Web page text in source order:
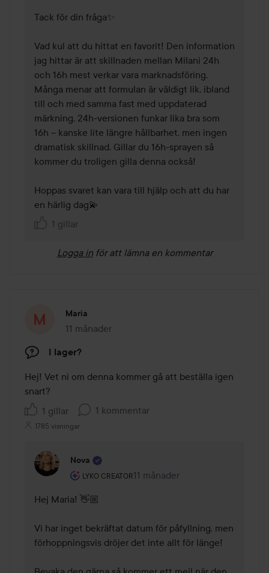
Tack för din fråga✨
Vad kul att du hittat en favorit! Den information
jag hittar är att skillnaden mellan Milani 24h
och 16h mest verkar vara marknadsföring.
Många menar att formulan är väldigt lik, ibland
till och med samma fast med uppdaterad
märkning. 24h-versionen funkar lika bra som
16h – kanske lite längre hållbarhet, men ingen
dramatisk skillnad. Gillar du 16h-sprayen så
kommer du troligen gilla denna också!
Hoppas svaret kan vara till hjälp och att du har
en härlig dag💫
1 gillar
Logga in för att lämna en kommentar
Maria
11 månader
Inlägget skapades 11 månader
I lager?
Hej! Vet ni om denna kommer gå att beställa igen
snart?
1 gillar
1 kommentar
1785 visningar
Nova
LYKO CREATOR
Användarens roll: Lyko Creator.
11 månader
Kommentaren lades 11 månader
Hej Maria! 👋🏼
Vi har inget bekräftat datum för påfyllning, men
förhoppningsvis dröjer det inte allt för länge!